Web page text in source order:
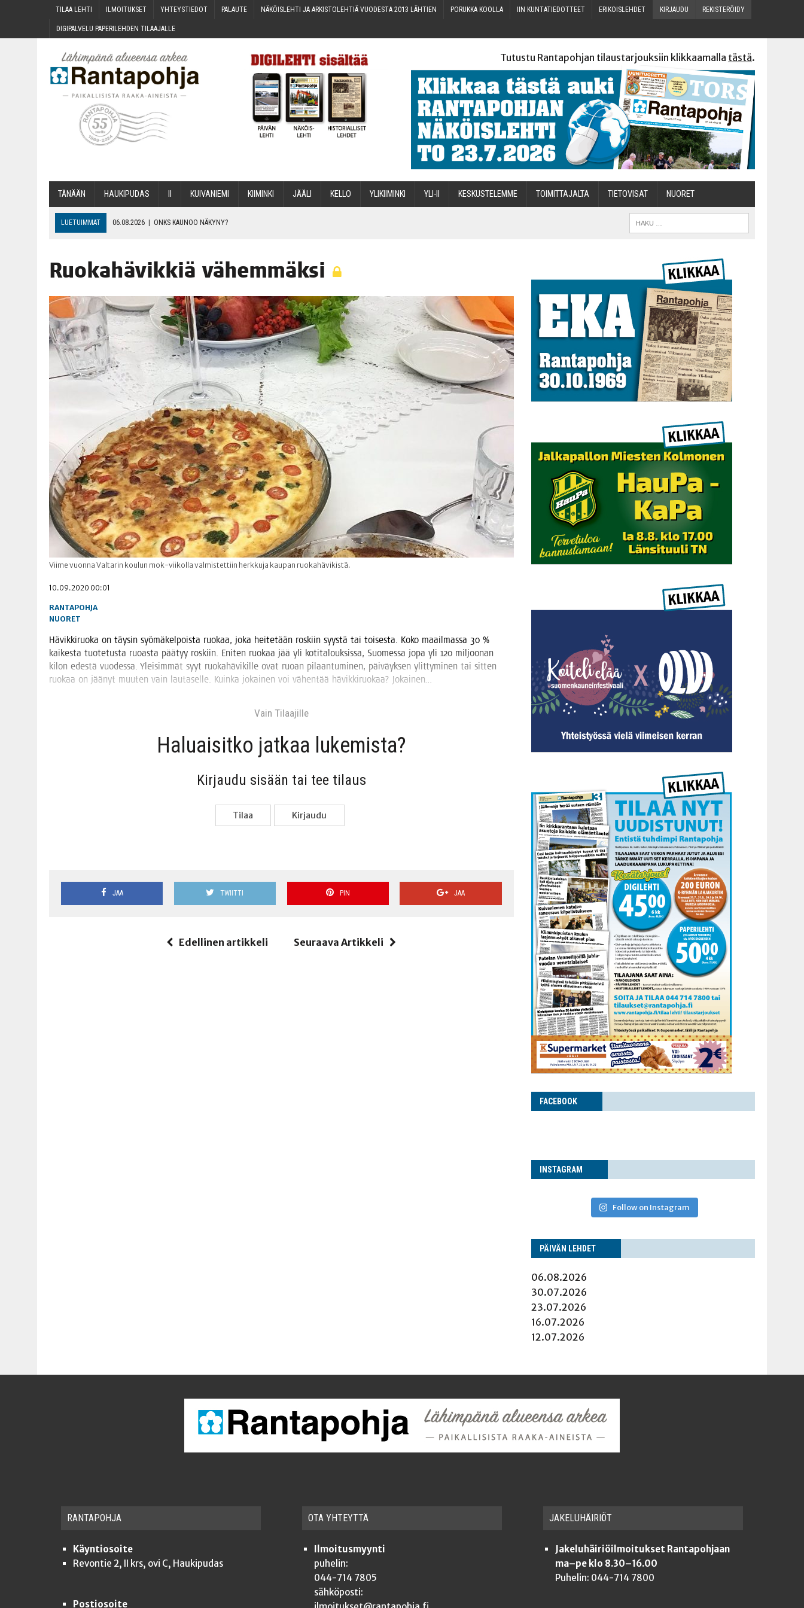
TILAA LEH­TI ILMOI­TUK­SET YHTEYS­TIE­DOT PALAU­TE NÄKÖIS­LEH­TI JA ARKIS­TO­LEH­TIÄ VUO­DES­TA 2013 LÄHTIEN PORUK­KA KOOLLA IIN KUN­TA­TIE­DOT­TEET ERI­KOIS­LEH­DET KIR­JAU­DU REKIS­TE­RÖI­DY
DIGI­PAL­VE­LU PAPE­RI­LEH­DEN TILAAJALLE
Tutustu Rantapohjan tilaustarjouksiin klikkaamalla tästä.
TÄNÄÄN HAU­KI­PU­DAS KUI­VA­NIE­MI KII­MIN­KI JÄÄ­LI KEL­LO YLI­KII­MIN­KI YLI-II KES­KUS­TE­LEM­ME TOI­MIT­TA­JAL­TA TIETOVISAT NUO­RET
LUETUIMMAT 06.08.2026 | ONKS KAU­NOO NÄKYNY?
06.08.2026 OPIN­TOI­HIN KAN­SA­LAIS­OPIS­TOS­SA VOI SAA­DA AVUSTUSTA
06.08.2026 KII­MIN­KI­PÄI­VÄT JÄR­JES­TE­TÄÄN PERIN­TEI­TÄ KUNNIOITTAEN
Ruo­ka­hä­vik­kiä vähemmäksi
Viime vuonna Valtarin koulun mok-viikolla valmistettiin herkkuja kaupan ruokahävikistä.
10.09.2020 00:01
RANTAPOHJA
NUORET
Hävik­ki­ruo­ka on täy­sin syö­mä­kel­pois­ta ruo­kaa, joka hei­te­tään ros­kiin syys­tä tai toi­ses­ta. Koko maa­il­mas­sa 30 %
kai­kes­ta tuo­te­tus­ta ruo­as­ta pää­tyy ros­kiin. Eni­ten ruo­kaa jää yli koti­ta­louk­sis­sa, Suo­mes­sa jopa yli 120 mil­joo­nan
kilon edes­tä vuo­des­sa. Ylei­sim­mät syyt ruo­ka­hä­vi­kil­le ovat ruo­an pilaan­tu­mi­nen, päi­väyk­sen ylit­ty­mi­nen tai sit­ten
ruo­kaa on jää­nyt muu­ten vain lau­ta­sel­le. Kuin­ka jokai­nen voi vähen­tää hävik­ki­ruo­kaa? Jokainen…
Vain Tilaa­jil­le
Haluai­sit­ko jat­kaa lukemista?
Kir­jau­du sisään tai tee tilaus
Tilaa Kir­jau­du
JAA TWIITTI PIN JAA
Edellinen artikkeli Seuraava Artikkeli
FACE­BOOK
INS­TA­GRAM
Follow on Instagram
PÄI­VÄN LEHDET
06.08.2026
30.07.2026
23.07.2026
16.07.2026
12.07.2026
RAN­TA­POH­JA
Käyntiosoite
Revontie 2, II krs, ovi C, Haukipudas
Postiosoite
OTA YHTEYT­TÄ
Ilmoitusmyynti
puhelin:
044-714 7805
sähköposti:
JAKE­LU­HÄI­RIÖT
Jakeluhäiriöilmoitukset Rantapohjaan
ma–pe klo 8.30–16.00
Puhelin: 044-714 7800